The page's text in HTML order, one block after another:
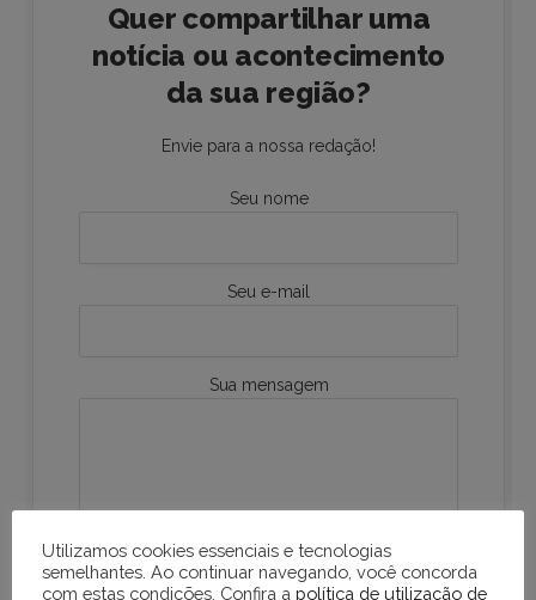
Quer compartilhar uma
notícia ou acontecimento
da sua região?
Envie para a nossa redação!
Seu nome
Seu e-mail
Sua mensagem
Utilizamos cookies essenciais e tecnologias
semelhantes. Ao continuar navegando, você concorda
com estas condições. Confira a política de utilização de